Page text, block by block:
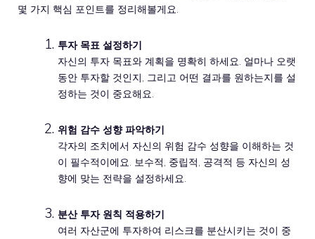
몇 가지 핵심 포인트를 정리해볼게요.
투자 목표 설정하기
자신의 투자 목표와 계획을 명확히 하세요. 얼마나 오랫
동안 투자할 것인지, 그리고 어떤 결과를 원하는지를 설
정하는 것이 중요해요.
위험 감수 성향 파악하기
각자의 조치에서 자신의 위험 감수 성향을 이해하는 것
이 필수적이에요. 보수적, 중립적, 공격적 등 자신의 성
향에 맞는 전략을 설정하세요.
분산 투자 원칙 적용하기
여러 자산군에 투자하여 리스크를 분산시키는 것이 중